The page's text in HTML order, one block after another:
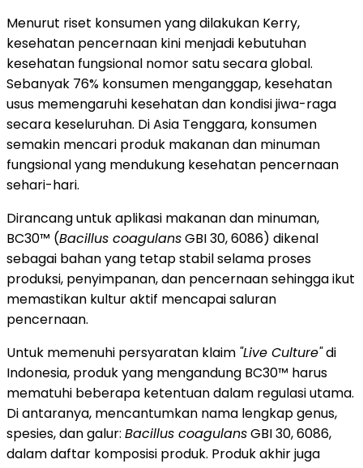
Menurut riset konsumen yang dilakukan Kerry,
kesehatan pencernaan kini menjadi kebutuhan
kesehatan fungsional nomor satu secara global.
Sebanyak 76% konsumen menganggap, kesehatan
usus memengaruhi kesehatan dan kondisi jiwa-raga
secara keseluruhan. Di Asia Tenggara, konsumen
semakin mencari produk makanan dan minuman
fungsional yang mendukung kesehatan pencernaan
sehari-hari.
Dirancang untuk aplikasi makanan dan minuman,
BC30™ (Bacillus coagulansGBI 30, 6086) dikenal
sebagai bahan yang tetap stabil selama proses
produksi, penyimpanan, dan pencernaan sehingga ikut
memastikan kultur aktif mencapai saluran
pencernaan.
Untuk memenuhi persyaratan klaim "Live Culture"di
Indonesia, produk yang mengandung BC30™ harus
mematuhi beberapa ketentuan dalam regulasi utama.
Di antaranya, mencantumkan nama lengkap genus,
spesies, dan galur: Bacillus coagulansGBI 30, 6086,
dalam daftar komposisi produk. Produk akhir juga